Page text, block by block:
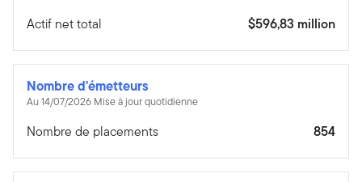
Actif net total $596,83 million
Nombre d'émetteurs
Au 14/07/2026 Mise à jour quotidienne
Nombre de placements 854